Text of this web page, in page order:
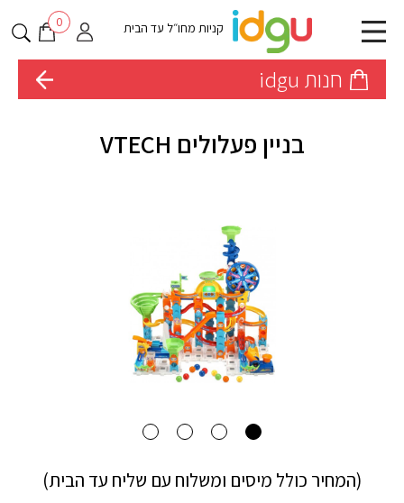
קניות מחו״ל עד הבית 0
חנות idgu
בניין פעלולים VTECH
(המחיר כולל מיסים ומשלוח עם שליח עד הבית)